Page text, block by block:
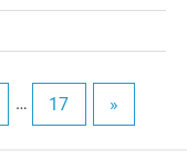
… 17 »